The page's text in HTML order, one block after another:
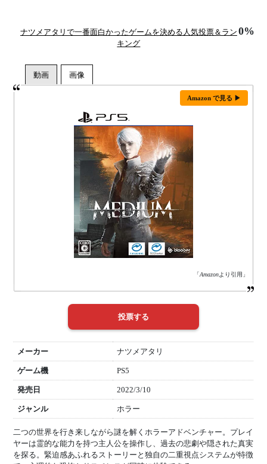
ナツメアタリで一番面白かったゲームを決める人気投票＆ラン
キング
0%
Amazon で見る ▶
「Amazonより引用」
メーカー ナツメアタリ
ゲーム機 PS5
発売日 2022/3/10
ジャンル ホラー
二つの世界を行き来しながら謎を解くホラーアドベンチャー。プレイ
ヤーは霊的な能力を持つ主人公を操作し、過去の悲劇や隠された真実
を探る。緊迫感あふれるストーリーと独自の二重視点システムが特徴